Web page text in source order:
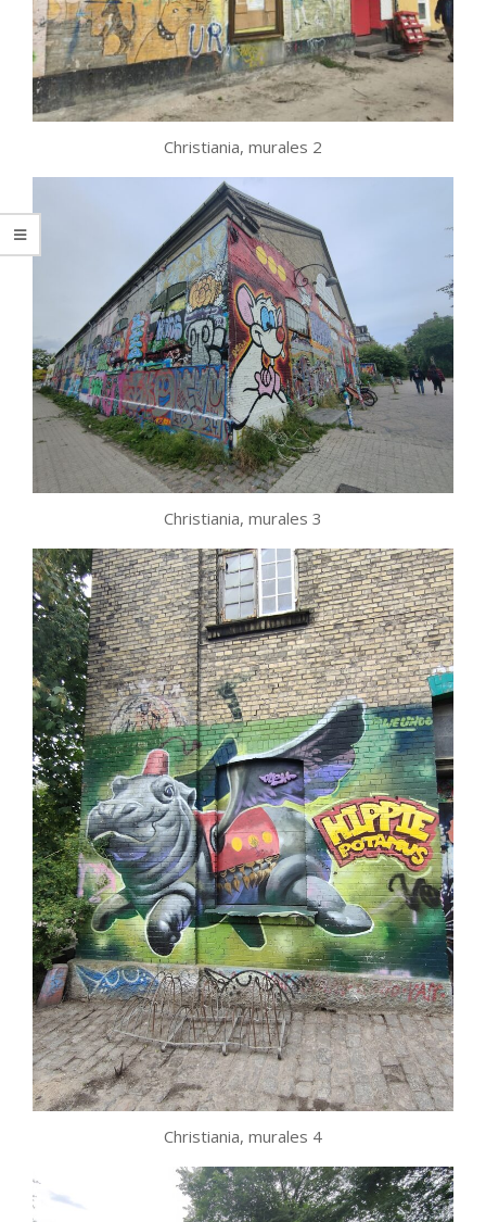
Christiania, murales 2
Christiania, murales 3
Christiania, murales 4